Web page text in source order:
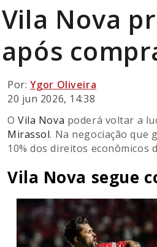
Vila Nova
após
Por: Ygor Oliveira
20 jun 2026, 14:38
OVila Nova poderá voltar a
Mirassol. Na negociação que
10% dos direitos
Vila Nova segue